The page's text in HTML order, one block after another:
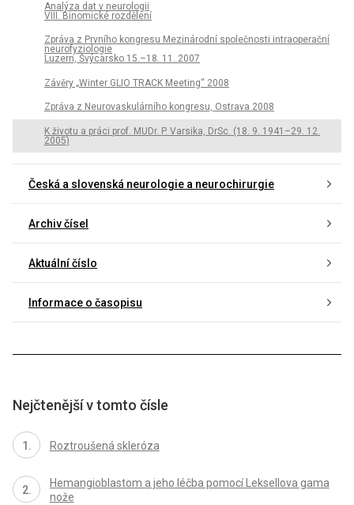
Analýza dat v neurologii
VIII. Binomické rozdělení
Zpráva z Prvního kongresu Mezinárodní společnosti intraoperační
neurofyziologie
Luzern, Švýcarsko 15.–18. 11. 2007
Závěry „Winter GLIO TRACK Meeting“ 2008
Zpráva z Neurovaskulárního kongresu, Ostrava 2008
K životu a práci prof. MUDr. P. Varsika, DrSc. (18. 9. 1941–29. 12.
2005)
Česká a slovenská neurologie a neurochirurgie
Archiv čísel
Aktuální číslo
Informace o časopisu
Nejčtenější v tomto čísle
Roztroušená skleróza
Hemangioblastom a jeho léčba pomocí Leksellova gama
nože